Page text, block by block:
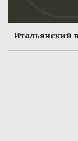
Итальянский